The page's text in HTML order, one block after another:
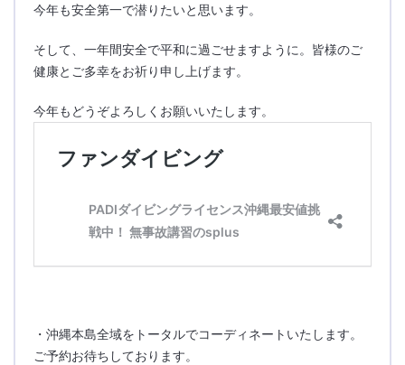
今年も安全第一で潜りたいと思います。
そして、一年間安全で平和に過ごせますように。皆様のご
健康とご多幸をお祈り申し上げます。
今年もどうぞよろしくお願いいたします。
・沖縄本島全域をトータルでコーディネートいたします。
ご予約お待ちしております。